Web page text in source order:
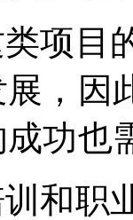
项目
，因
功也
和职